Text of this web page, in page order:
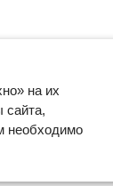
Субъектами
данных
на их
сайта,
необходимо